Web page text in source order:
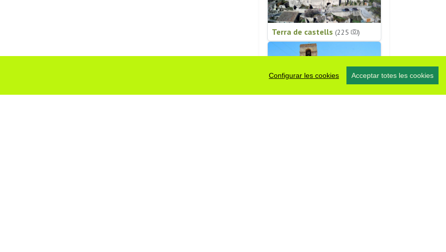
Configurar les cookies Acceptar totes les cookies
Terra de castells (225 )